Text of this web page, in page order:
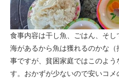
食事内容は干し魚、ごはん、そし
海があるから魚は獲れるのかな
事ですが、貧困家庭ではこのよ
す。おかずが少ないので安いコメ